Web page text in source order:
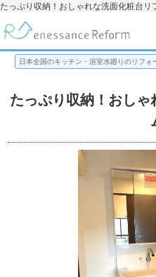
日本全国のキッチン・浴室水廻りのリフォ
たっぷり収納！おし